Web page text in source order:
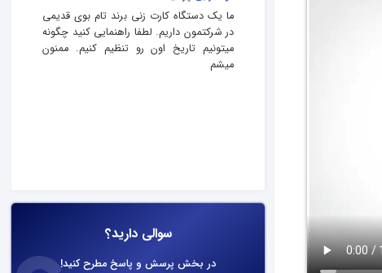
ما یک دستگاه کارت زنی برند تام بوی قدیمی
در شرکتمون داریم. لطفا راهنمایی کنید چگونه
میتونیم تاریخ اون رو تنظیم کنیم. ممنون
میشم
سوالی دارید؟
در بخش پرسش و پاسخ مطرح کنید!